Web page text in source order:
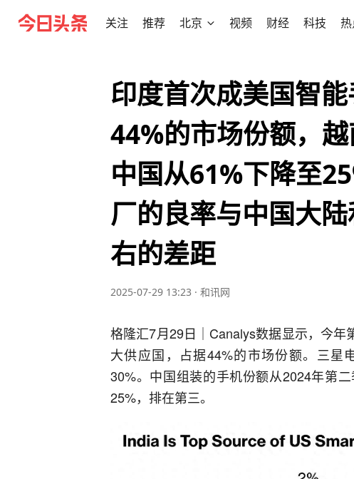
关注 推荐 北京 视频 财经 科技
印度首次成美国智
44%的市场份额，越
中国从61%下降至
厂的良率与中国大
右的差距
2025-07-29 13:23 · 和讯网
格隆汇7月29日｜Canalys数据显示，今
大供应国，占据44%的市场份额。三星
30%。中国组装的手机份额从2024年第
25%，排在第三。